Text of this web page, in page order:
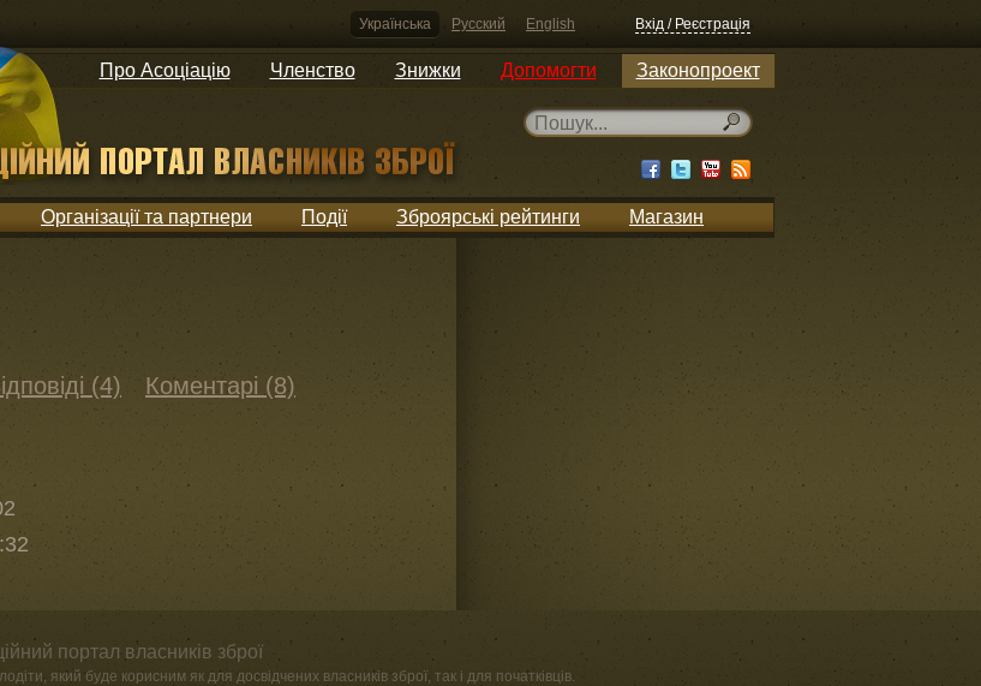
Українська Русский English Вхід / Реєстрація
Про Асоціацію Членство Знижки Допомогти Законопроект
Організації та партнери Події Зброярські рейтинги Магазин
(4) Коментарі (8)
портал власників зброї
який буде корисним як для досвідчених власників зброї, так і для початківців.